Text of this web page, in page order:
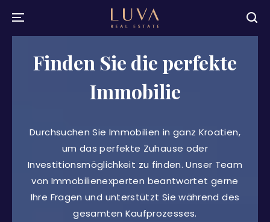
Finden Sie die perfekte
Immobilie
Durchsuchen Sie Immobilien in ganz Kroatien,
um das perfekte Zuhause oder
Investitionsmöglichkeit zu finden. Unser Team
von Immobilienexperten beantwortet gerne
Ihre Fragen und unterstützt Sie während des
gesamten Kaufprozesses.